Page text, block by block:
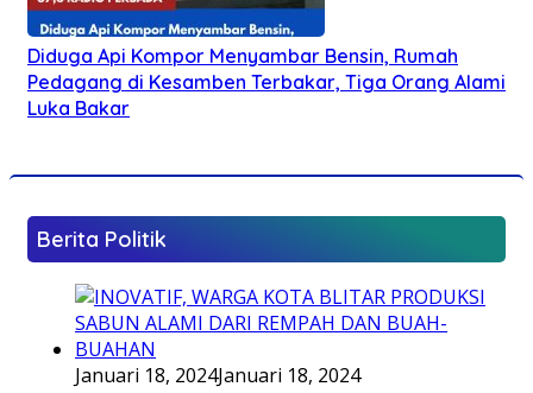
Diduga Api Kompor Menyambar Bensin, Rumah
Pedagang di Kesamben Terbakar, Tiga Orang Alami
Luka Bakar
Berita Politik
Januari 18, 2024Januari 18, 2024